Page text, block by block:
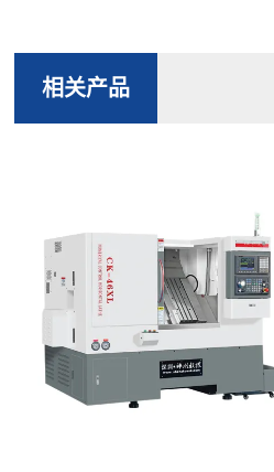
相关产品